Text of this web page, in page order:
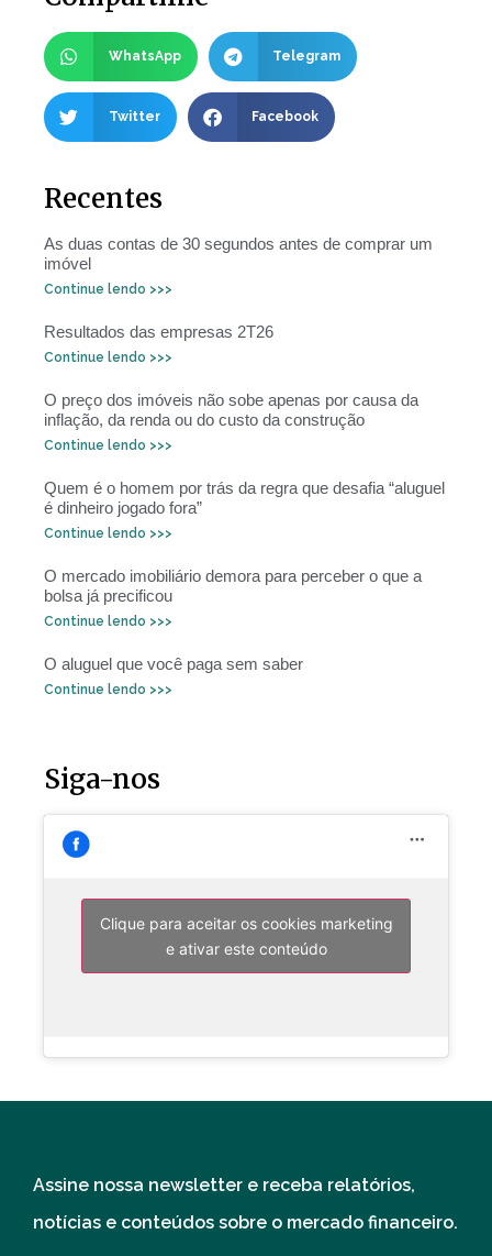
WhatsApp Telegram
Twitter Facebook
Recentes
As duas contas de 30 segundos antes de comprar um
imóvel
Continue lendo >>>
Resultados das empresas 2T26
Continue lendo >>>
O preço dos imóveis não sobe apenas por causa da
inflação, da renda ou do custo da construção
Continue lendo >>>
Quem é o homem por trás da regra que desafia “aluguel
é dinheiro jogado fora”
Continue lendo >>>
O mercado imobiliário demora para perceber o que a
bolsa já precificou
Continue lendo >>>
O aluguel que você paga sem saber
Continue lendo >>>
Siga-nos
Clique para aceitar os cookies marketing
e ativar este conteúdo
Assine nossa newsletter e receba relatórios,
notícias e conteúdos sobre o mercado financeiro.